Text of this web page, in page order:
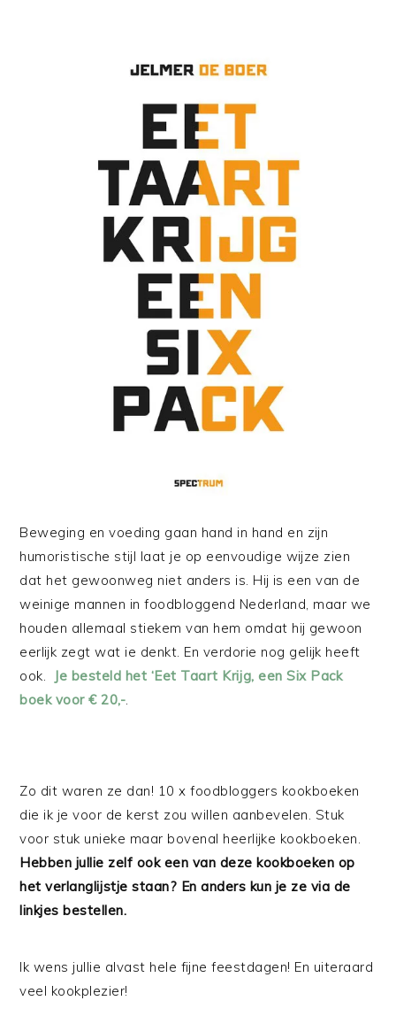
Beweging en voeding gaan hand in hand en zijn
humoristische stijl laat je op eenvoudige wijze zien
dat het gewoonweg niet anders is. Hij is een van de
weinige mannen in foodbloggend Nederland, maar we
houden allemaal stiekem van hem omdat hij gewoon
eerlijk zegt wat ie denkt. En verdorie nog gelijk heeft
ook. Je besteld het ‘Eet Taart Krijg, een Six Pack
boek voor € 20,-.
Zo dit waren ze dan! 10 x foodbloggers kookboeken
die ik je voor de kerst zou willen aanbevelen. Stuk
voor stuk unieke maar bovenal heerlijke kookboeken.
Hebben jullie zelf ook een van deze kookboeken op
het verlanglijstje staan? En anders kun je ze via de
linkjes bestellen.
Ik wens jullie alvast hele fijne feestdagen! En uiteraard
veel kookplezier!